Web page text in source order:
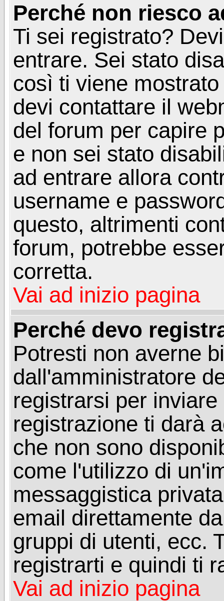
Perché non riesco
Ti sei registrato?
entrare. Sei stato
così ti viene
devi contattare il
del forum per capire
e non sei stato
ad entrare allora
username e
questo, altrimenti
forum, potrebbe
corretta.
Vai ad inizio pagina
Perché devo
Potresti non averne
dall'amministratore
registrarsi per
registrazione ti darà
che non sono
come l'utilizzo di
messaggistica
email direttamente
gruppi di utenti, ecc.
registrarti e quindi ti
Vai ad inizio pagina